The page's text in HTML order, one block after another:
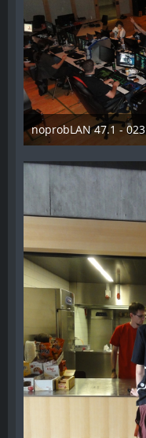
noprobLAN 47.1 - 023
26. Oktober 2014